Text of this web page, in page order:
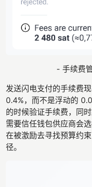
- 手续费
发送闪电支付的手续费
0.4%，而不是浮动的
的时候验证手续费，同
需要信任钱包供应商会
在被激励去寻找预算约
径。